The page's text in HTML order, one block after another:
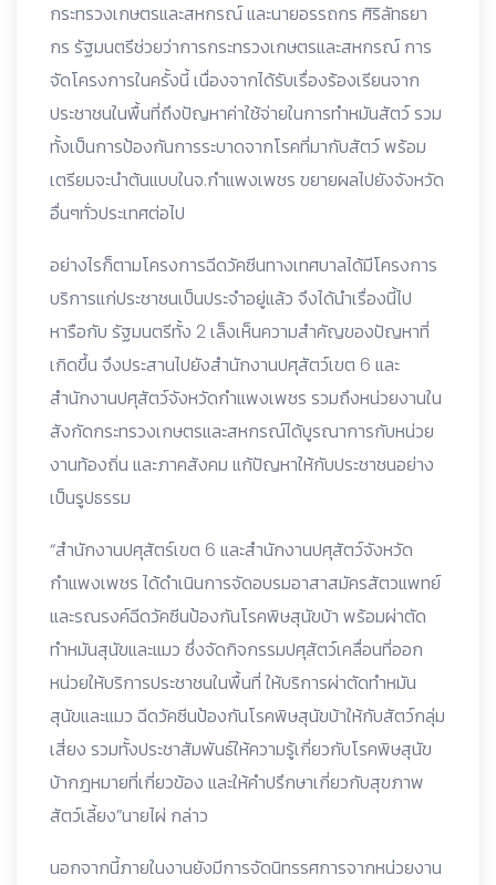
กระทรวงเกษตรและสหกรณ์ และนายอรรถกร ศิริลัทธยา
กร รัฐมนตรีช่วยว่าการกระทรวงเกษตรและสหกรณ์ การ
จัดโครงการในครั้งนี้ เนื่องจากได้รับเรื่องร้องเรียนจาก
ประชาชนในพื้นที่ถึงปัญหาค่าใช้จ่ายในการทำหมันสัตว์ รวม
ทั้งเป็นการป้องกันการระบาดจากโรคที่มากับสัตว์ พร้อม
เตรียมจะนำต้นแบบในจ.กำแพงเพชร ขยายผลไปยังจังหวัด
อื่นๆทั่วประเทศต่อไป
อย่างไรก็ตามโครงการฉีดวัคซีนทางเทศบาลได้มีโครงการ
บริการแก่ประชาชนเป็นประจำอยู่แล้ว จึงได้นำเรื่องนี้ไป
หารือกับ รัฐมนตรีทั้ง 2 เล็งเห็นความสำคัญของปัญหาที่
เกิดขึ้น จึงประสานไปยังสำนักงานปศุสัตว์เขต 6 และ
สำนักงานปศุสัตว์จังหวัดกำแพงเพชร รวมถึงหน่วยงานใน
สังกัดกระทรวงเกษตรและสหกรณ์ได้บูรณาการกับหน่วย
งานท้องถิ่น และภาคสังคม แก้ปัญหาให้กับประชาชนอย่าง
เป็นรูปธรรม
“สำนักงานปศุสัตร์เขต 6 และสำนักงานปศุสัตว์จังหวัด
กำแพงเพชร ได้ดำเนินการจัดอบรมอาสาสมัครสัตวแพทย์
และรณรงค์ฉีดวัคซีนป้องกันโรคพิษสุนัขบ้า พร้อมผ่าตัด
ทำหมันสุนัขและแมว ซึ่งจัดกิจกรรมปศุสัตว์เคลื่อนที่ออก
หน่วยให้บริการประชาชนในพื้นที่ ให้บริการผ่าตัดทำหมัน
สุนัขและแมว ฉีดวัคซีนป้องกันโรคพิษสุนัขบ้าให้กับสัตว์กลุ่ม
เสี่ยง รวมทั้งประชาสัมพันธ์ให้ความรู้เกี่ยวกับโรคพิษสุนัข
บ้ากฎหมายที่เกี่ยวข้อง และให้คำปรึกษาเกี่ยวกับสุขภาพ
สัตว์เลี้ยง”นายไผ่ กล่าว
นอกจากนี้ภายในงานยังมีการจัดนิทรรศการจากหน่วยงาน